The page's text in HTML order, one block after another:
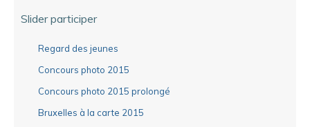
Slider participer
Regard des jeunes
Concours photo 2015
Concours photo 2015 prolongé
Bruxelles à la carte 2015